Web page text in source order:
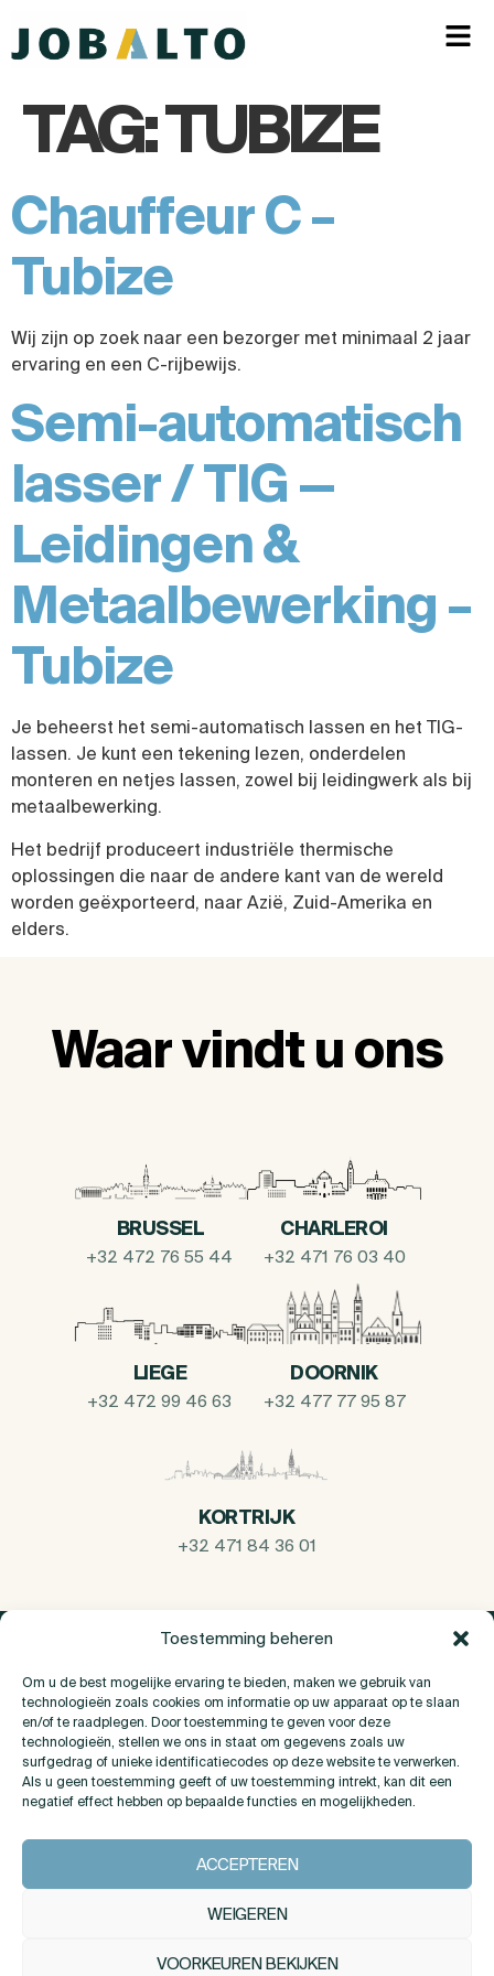
Toestemming beheren
Om u de best mogelijke ervaring te bieden, maken we gebruik van
technologieën zoals cookies om informatie op uw apparaat op te slaan
en/of te raadplegen. Door toestemming te geven voor deze
technologieën, stellen we ons in staat om gegevens zoals uw
surfgedrag of unieke identificatiecodes op deze website te verwerken.
Als u geen toestemming geeft of uw toestemming intrekt, kan dit een
negatief effect hebben op bepaalde functies en mogelijkheden.
ACCEPTEREN
WEIGEREN
VOORKEUREN BEKIJKEN
TAG:TUBIZE
Chauffeur C –
Tubize
Wij zijn op zoek naar een bezorger met minimaal 2 jaar
ervaring en een C-rijbewijs.
Semi-automatisch
lasser / TIG —
Leidingen &
Metaalbewerking –
Tubize
Je beheerst het semi-automatisch lassen en het TIG-
lassen. Je kunt een tekening lezen, onderdelen
monteren en netjes lassen, zowel bij leidingwerk als bij
metaalbewerking.
Het bedrijf produceert industriële thermische
oplossingen die naar de andere kant van de wereld
worden geëxporteerd, naar Azië, Zuid-Amerika en
elders.
Waar vindt u ons
BRUSSEL
+32 472 76 55 44
CHARLEROI
+32 471 76 03 40
LIEGE
+32 472 99 46 63
DOORNIK
+32 477 77 95 87
KORTRIJK
+32 471 84 36 01
Over Ons
Contact